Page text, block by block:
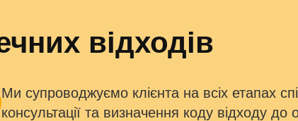
відходів
Ми супроводжуємо клієнта на всіх етапах
консультації та визначення коду відходу